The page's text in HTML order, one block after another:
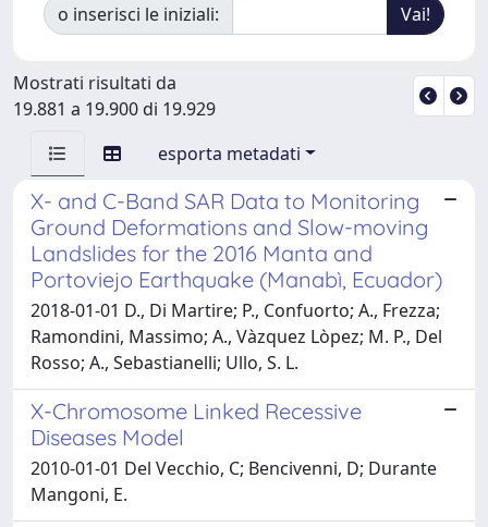
o inserisci le iniziali:
Mostrati risultati da
19.881 a 19.900 di 19.929
esporta metadati
X- and C-Band SAR Data to Monitoring
Ground Deformations and Slow-moving
Landslides for the 2016 Manta and
Portoviejo Earthquake (Manabì, Ecuador)
2018-01-01 D., Di Martire; P., Confuorto; A., Frezza;
Ramondini, Massimo; A., Vàzquez Lòpez; M. P., Del
Rosso; A., Sebastianelli; Ullo, S. L.
X-Chromosome Linked Recessive
Diseases Model
2010-01-01 Del Vecchio, C; Bencivenni, D; Durante
Mangoni, E.